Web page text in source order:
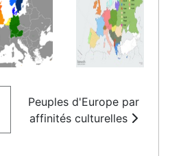
Peuples d'Europe par
affinités culturelles